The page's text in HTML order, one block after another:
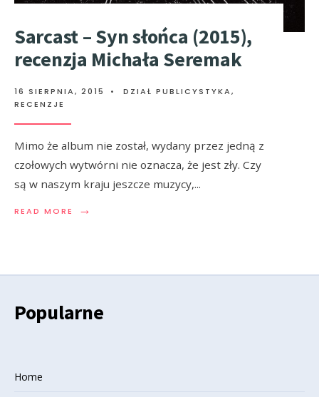
Sarcast – Syn słońca (2015),
recenzja Michała Seremak
16 SIERPNIA, 2015 • DZIAŁ PUBLICYSTYKA,
RECENZJE
Mimo że album nie został, wydany przez jedną z
czołowych wytwórni nie oznacza, że jest zły. Czy
są w naszym kraju jeszcze muzycy,...
READ MORE →
Popularne
Home